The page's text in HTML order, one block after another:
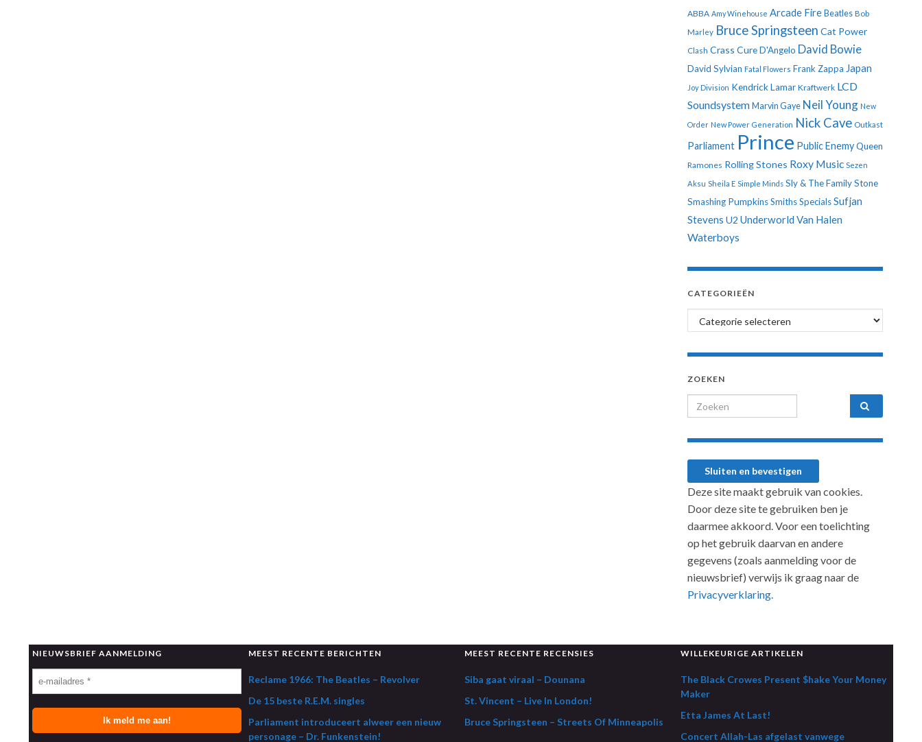
ABBA Amy Winehouse Arcade Fire Beatles Bob
Marley Bruce Springsteen Cat Power
Clash Crass CureD'Angelo David Bowie
David Sylvian Fatal Flowers Frank Zappa Japan
Joy Division Kendrick Lamar Kraftwerk LCD
Soundsystem Marvin Gaye Neil Young New
Order New Power Generation Nick Cave Outkast
Parliament Prince Public EnemyQueen
Ramones Rolling Stones Roxy Music Sezen
Aksu Sheila E Simple Minds Sly & The Family Stone
Smashing PumpkinsSmithsSpecialsSufjan
Stevens U2 Underworld Van Halen
Waterboys
CATEGORIEËN
Categorieën
ZOEKEN
Search for:
Deze site maakt gebruik van cookies.
Door deze site te gebruiken ben je
daarmee akkoord. Voor een toelichting
op het gebruik daarvan en andere
gegevens (zoals aanmelding voor de
nieuwsbrief) verwijs ik graag naar de
Privacyverklaring.
NIEUWSBRIEF AANMELDING MEEST RECENTE BERICHTEN
Reclame 1966: The Beatles – Revolver
De 15 beste R.E.M. singles
Parliament introduceert alweer een nieuw
personage – Dr. Funkenstein!
MEEST RECENTE RECENSIES
Siba gaat viraal – Dounana
St. Vincent – Live In London!
Bruce Springsteen – Streets Of Minneapolis
WILLEKEURIGE ARTIKELEN
The Black Crowes Present $hake Your Money
Maker
Etta James At Last!
Concert Allah-Las afgelast vanwege